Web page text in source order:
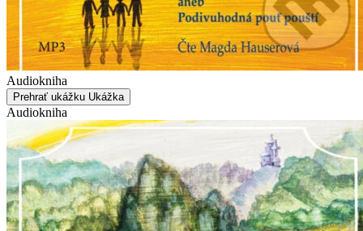
Audiokniha
Prehrať ukážku Ukážka
Audiokniha